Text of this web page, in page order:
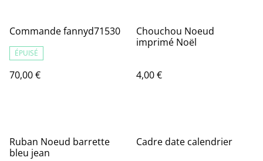
Commande fannyd71530
ÉPUISÉ
70,00 €
Chouchou Noeud
imprimé Noël
4,00 €
Ruban Noeud barrette
bleu jean
Cadre date calendrier